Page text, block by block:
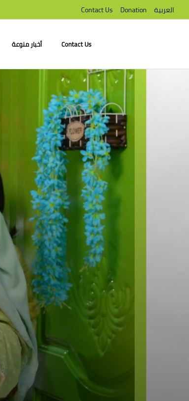
Contact Us Donation العربية
أخبار منوعة Contact Us